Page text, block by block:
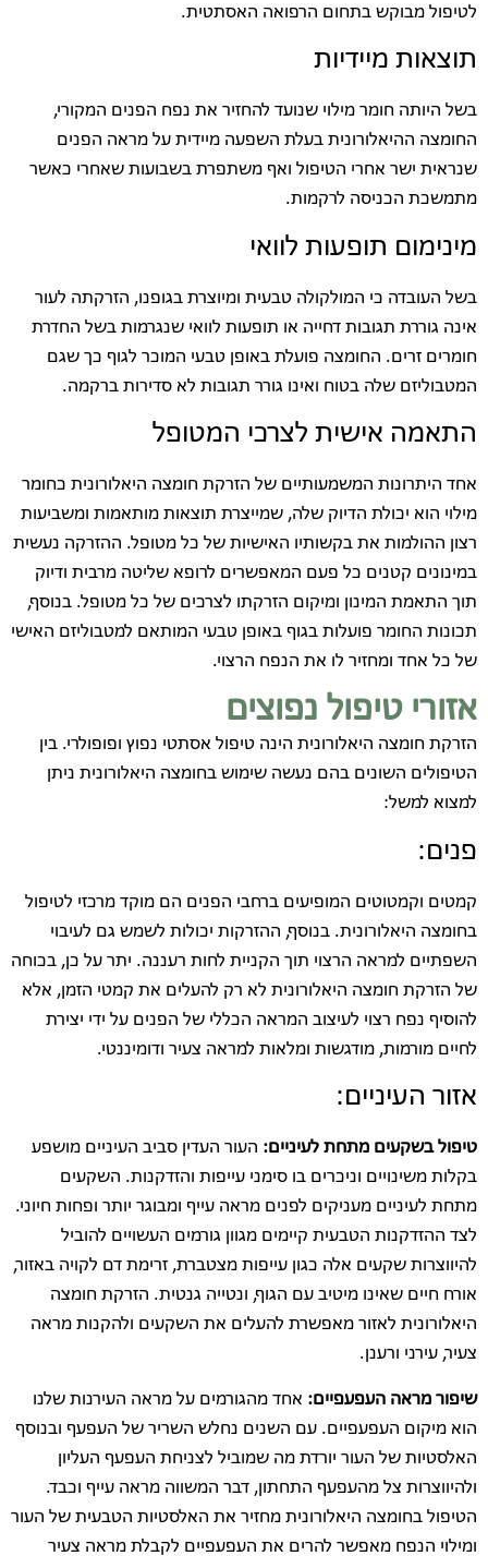
לטיפול מבוקש בתחום הרפואה האסתטית.
תוצאות מיידיות
בשל היותה חומר מילוי שנועד להחזיר את נפח הפנים המקורי,
החומצה ההיאלורונית בעלת השפעה מיידית על מראה הפנים
שנראית ישר אחרי הטיפול ואף משתפרת בשבועות שאחרי כאשר
מתמשכת הכניסה לרקמות.
מינימום תופעות לוואי
בשל העובדה כי המולקולה טבעית ומיוצרת בגופנו, הזרקתה לעור
אינה גוררת תגובות דחייה או תופעות לוואי שנגרמות בשל החדרת
חומרים זרים. החומצה פועלת באופן טבעי המוכר לגוף כך שגם
המטבוליזם שלה בטוח ואינו גורר תגובות לא סדירות ברקמה.
התאמה אישית לצרכי המטופל
אחד היתרונות המשמעותיים של הזרקת חומצה היאלורונית כחומר
מילוי הוא יכולת הדיוק שלה, שמייצרת תוצאות מותאמות ומשביעות
רצון ההולמות את בקשותיו האישיות של כל מטופל. ההזרקה נעשית
במינונים קטנים כל פעם המאפשרים לרופא שליטה מרבית ודיוק
תוך התאמת המינון ומיקום הזרקתו לצרכים של כל מטופל. בנוסף,
תכונות החומר פועלות בגוף באופן טבעי המותאם למטבוליזם האישי
של כל אחד ומחזיר לו את הנפח הרצוי.
אזורי טיפול נפוצים
הזרקת חומצה היאלורונית הינה טיפול אסתטי נפוץ ופופולרי. בין
הטיפולים השונים בהם נעשה שימוש בחומצה היאלורונית ניתן
למצוא למשל:
פנים:
קמטים וקמטוטים המופיעים ברחבי הפנים הם מוקד מרכזי לטיפול
בחומצה היאלורונית. בנוסף, ההזרקות יכולות לשמש גם לעיבוי
השפתיים למראה הרצוי תוך הקניית לחות רעננה. יתר על כן, בכוחה
של הזרקת חומצה היאלורונית לא רק להעלים את קמטי הזמן, אלא
להוסיף נפח רצוי לעיצוב המראה הכללי של הפנים על ידי יצירת
לחיים מורמות, מודגשות ומלאות למראה צעיר ודומיננטי.
אזור העיניים:
טיפול בשקעים מתחת לעיניים:העור העדין סביב העיניים מושפע
בקלות משינויים וניכרים בו סימני עייפות והזדקנות. השקעים
מתחת לעיניים מעניקים לפנים מראה עייף ומבוגר יותר ופחות חיוני.
לצד ההזדקנות הטבעית קיימים מגוון גורמים העשויים להוביל
להיווצרות שקעים אלה כגון עייפות מצטברת, זרימת דם לקויה באזור,
אורח חיים שאינו מיטיב עם הגוף, ונטייה גנטית. הזרקת חומצה
היאלורונית לאזור מאפשרת להעלים את השקעים ולהקנות מראה
צעיר, עירני ורענן.
שיפור מראה העפעפיים:אחד מהגורמים על מראה העירנות שלנו
הוא מיקום העפעפיים. עם השנים נחלש השריר של העפעף ובנוסף
האלסטיות של העור יורדת מה שמוביל לצניחת העפעף העליון
ולהיווצרות צל מהעפעף התחתון, דבר המשווה מראה עייף וכבד.
הטיפול בחומצה היאלורונית מחזיר את האלסטיות הטבעית של העור
ומילוי הנפח מאפשר להרים את העפעפיים לקבלת מראה צעיר